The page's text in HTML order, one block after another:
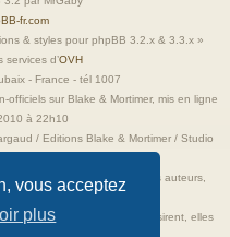
vous acceptez
plus
fr.com
& styles pour phpBB 3.2.x & 3.3.x »
services d’OVH
- France - tél 1007
sur Blake & Mortimer, mis en ligne
à 22h10
/ Editions Blake & Mortimer / Studio
la propriété exclusive de leurs auteurs,
éditeurs.
Si les propriétaires le désirent, elles